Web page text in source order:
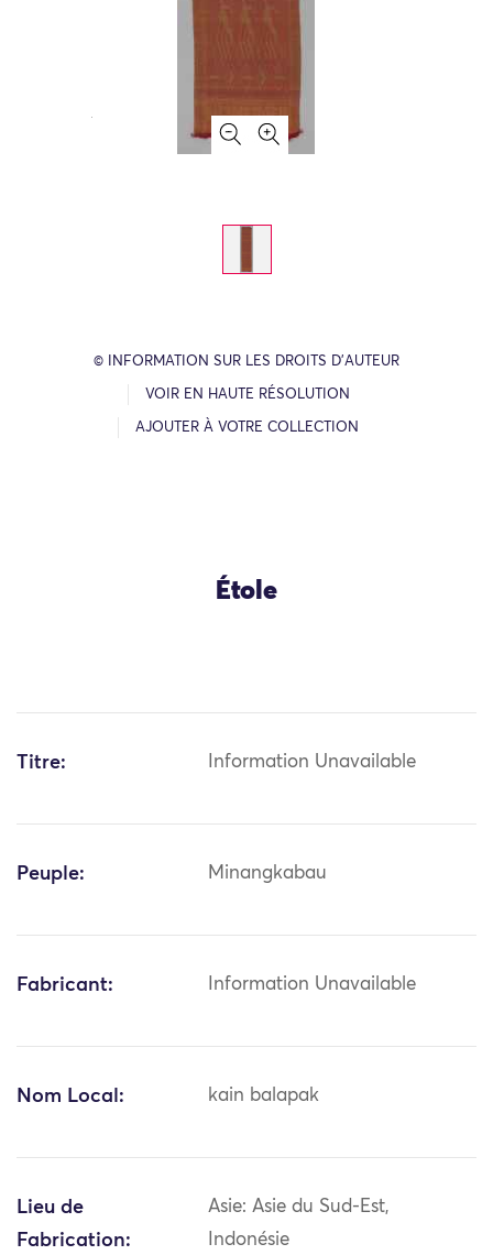
© INFORMATION SUR LES DROITS D’AUTEUR
VOIR EN HAUTE RÉSOLUTION
AJOUTER À VOTRE COLLECTION
Étole
Titre: Information Unavailable
Peuple: Minangkabau
Fabricant: Information Unavailable
Nom Local: kain balapak
Lieu de
Fabrication:
Asie: Asie du Sud-Est,
Indonésie